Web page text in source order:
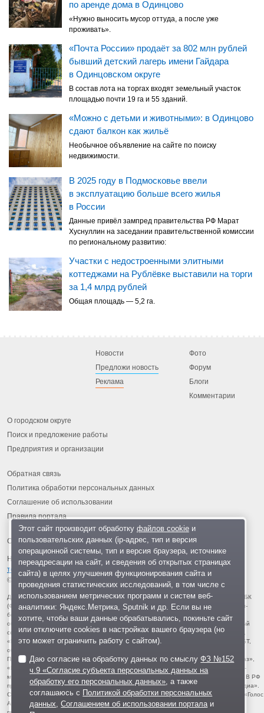
по аренде дома в Одинцово
«Нужно выносить мусор оттуда, а после уже
проживать».
«Почта России» продаёт за 802 млн рублей
бывший детский лагерь имени Гайдара
в Одинцовском округе
В состав лота на торгах входят земельный участок
площадью почти 19 га и 55 зданий.
«Можно с детьми и животными»: в Одинцово
сдают балкон как жильё
Необычное объявление на сайте по поиску
недвижимости.
В 2025 году в Подмосковье ввели
в эксплуатацию больше всего жилья
в России
Данные привёл зампред правительства РФ Марат
Хуснуллин на заседании правительственной комиссии
по региональному развитию:
Участки с недостроенными элитными
коттеджами на Рублёвке выставили на торги
за 1,4 млрд рублей
Общая площадь — 5,2 га.
Новости
Предложи новость
Реклама
Фото
Форум
Блоги
Комментарии
О городском округе
Поиск и предложение работы
Предприятия и организации
Обратная связь
Политика обработки персональных данных
Соглашение об использовании
Правила портала
На информационном ресурсе применяются рекомендательные
технологии
© 2013-2026 «ОИНФО»,
сделано в Одинцово
Для читателей: В России признаны экстремистскими и запрещены организации ФБК
(Фонд борьбы с коррупцией, признан иноагентом), Штабы Навального, «Национал-
большевистская партия», «Свидетели Иеговы», «Армия воли народа», «Русский
общенациональный союз», «Движение против нелегальной иммиграции», «Правый
сектор», УНА-УНСО, УПА, «Тризуб им. Степана Бандеры», «Мизантропик дивижн»,
«Меджлис крымскотатарского народа», движение «Артподготовка», движение ЛГБТ,
общероссийская политическая партия «Воля», АУЕ, батальоны «Азов» и «Айдар».
Признаны террористическими и запрещены: «Движение Талибан», «Имарат Кавказ»,
«Исламское государство» (ИГ, ИГИЛ), Джебхад-ан-Нусра, «АУМ Синрике», «Братья-
мусульмане», «Аль-Каида в странах исламского Магриба», «Сеть», «Колумбайн». В РФ
признана нежелательной деятельность «Открытой России», издания «Проект Медиа».
СМИ-иноагентами признаны: телеканал «Дождь», «Медуза», «Важные истории», «Голос
Америки», радио «Свобода», The Insider, «Медиазона», ОВД-инфо. Иноагентами
Этот сайт производит обработку файлов cookieи
пользовательских данных (ip-адрес, тип и версия
операционной системы, тип и версия браузера, источнике
переадресации на сайт, и сведения об открытых страницах
сайта) в целях улучшения функционирования сайта и
проведения статистических исследований, в том числе с
использованием метрических программ и систем веб-
аналитики: Яндекс.Метрика, Sputnik и др. Если вы не
хотите, чтобы ваши данные обрабатывались, покиньте сайт
или отключите cookies в настройках вашего браузера (но
это может ограничить работу с сайтом).
Даю согласие на обработку данных по смыслуФЗ №152
ч.9 «Согласие субъекта персональных данных на
обработку его персональных данных» , а также
соглашаюсь с Политикой обработки персональных
данных ,Соглашением об использовании портала и